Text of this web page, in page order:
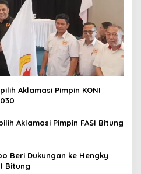
Aklamasi Pimpin KONI
Aklamasi Pimpin FASI Bitung
Beri Dukungan ke Hengky
Bitung